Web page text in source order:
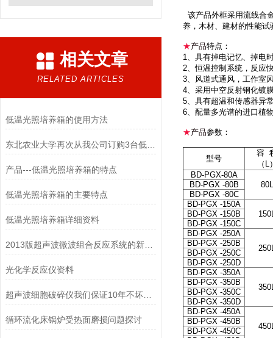
相关文章
RELATED ARTICLES
低温光照培养箱的使用方法
东北农业大学再次从我公司订购3台低温光照培养箱
产品---低温光照培养箱的特点
低温光照培养箱的主要特点
低温光照培养箱详细资料
2013版超声波微波组合反应系统的新构思
光化学反应仪资料
超声波细胞破碎仪我们保证10年不坏，除非去破坏。
循环流化床锅炉受热面磨损问题探讨
该产品外框采用流线合
养，木材、建材的性能
★产品特点：
1、具有掉电记忆、掉电
2、恒温控制系统，反应
3、风道式通风，工作室
4、采用中空反射钢化镀
5、具有超温和传感器异
6、配量多光谱的进口植
★产品参数：
型号
容
（L
BD-PGX-80A
80L
BD-PGX -80B
BD-PGX -80C
BD-PGX -150A
BD-PGX -150B
BD-PGX -150C
BD-PGX -250A
BD-PGX -250B
BD-PGX -250C
BD-PGX -250D
BD-PGX -350A
BD-PGX -350B
BD-PGX -350C
BD-PGX -350D
BD-PGX -450A
BD-PGX -450B
BD-PGX -450C